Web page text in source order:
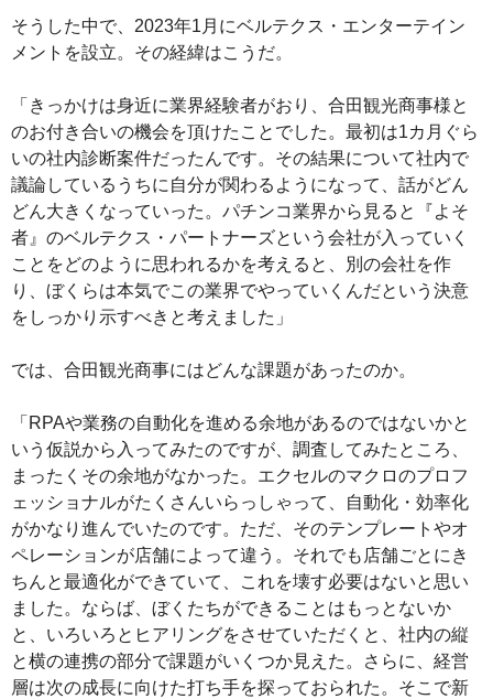
そうした中で、2023年1月にベルテクス・エンターテイン
メントを設立。その経緯はこうだ。
「きっかけは身近に業界経験者がおり、合田観光商事様と
のお付き合いの機会を頂けたことでした。最初は1カ月ぐら
いの社内診断案件だったんです。その結果について社内で
議論しているうちに自分が関わるようになって、話がどん
どん大きくなっていった。パチンコ業界から見ると『よそ
者』のベルテクス・パートナーズという会社が入っていく
ことをどのように思われるかを考えると、別の会社を作
り、ぼくらは本気でこの業界でやっていくんだという決意
をしっかり示すべきと考えました」
では、合田観光商事にはどんな課題があったのか。
「RPAや業務の自動化を進める余地があるのではないかと
いう仮説から入ってみたのですが、調査してみたところ、
まったくその余地がなかった。エクセルのマクロのプロフ
ェッショナルがたくさんいらっしゃって、自動化・効率化
がかなり進んでいたのです。ただ、そのテンプレートやオ
ペレーションが店舗によって違う。それでも店舗ごとにき
ちんと最適化ができていて、これを壊す必要はないと思い
ました。ならば、ぼくたちができることはもっとないか
と、いろいろとヒアリングをさせていただくと、社内の縦
と横の連携の部分で課題がいくつか見えた。さらに、経営
層は次の成長に向けた打ち手を探っておられた。そこで新